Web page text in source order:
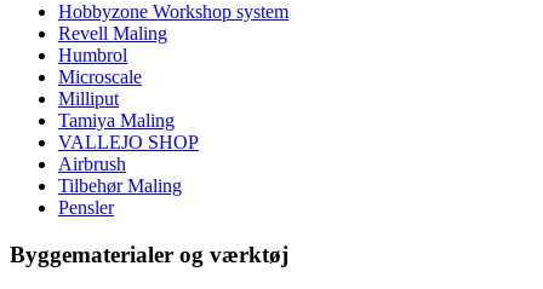
Hobbyzone Workshop system
Revell Maling
Humbrol
Microscale
Milliput
Tamiya Maling
VALLEJO SHOP
Airbrush
Tilbehør Maling
Pensler
Byggematerialer og værktøj